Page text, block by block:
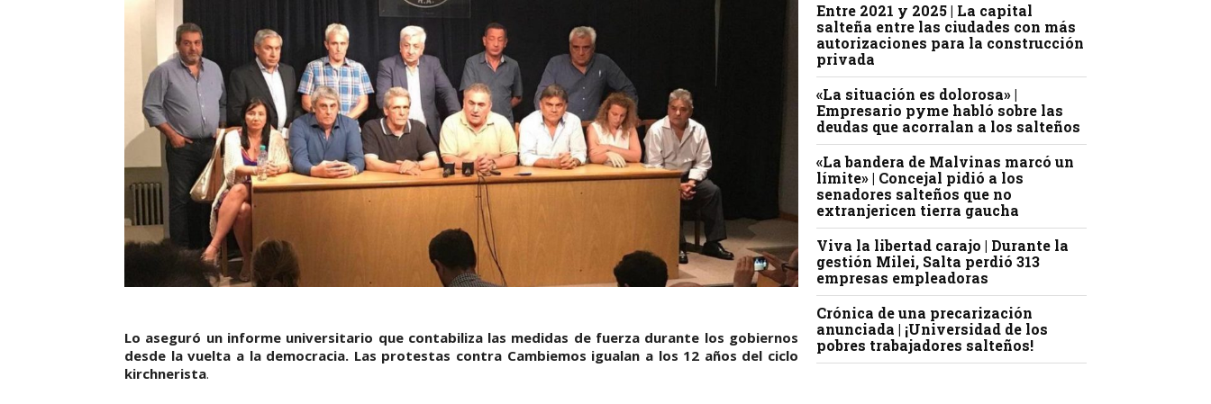
Lo aseguró un informe universitario que contabiliza las medidas de fuerza durante los gobiernos
desde la vuelta a la democracia. Las protestas contra Cambiemos igualan a los 12 años del ciclo
kirchnerista.
Entre 2021 y 2025 | La capital
salteña entre las ciudades con más
autorizaciones para la construcción
privada
«La situación es dolorosa» |
Empresario pyme habló sobre las
deudas que acorralan a los salteños
«La bandera de Malvinas marcó un
límite» | Concejal pidió a los
senadores salteños que no
extranjericen tierra gaucha
Viva la libertad carajo | Durante la
gestión Milei, Salta perdió 313
empresas empleadoras
Crónica de una precarización
anunciada | ¡Universidad de los
pobres trabajadores salteños!